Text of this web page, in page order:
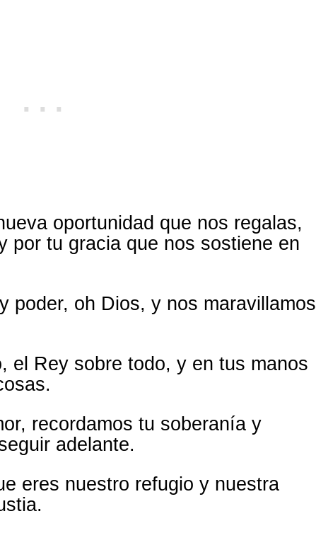
oportunidad que nos regalas,
por tu gracia que nos sostiene en
poder, oh Dios, y nos maravillamos
el Rey sobre todo, y en tus manos
recordamos tu soberanía y
adelante.
eres nuestro refugio y nuestra